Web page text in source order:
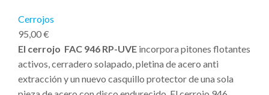
Cerrojos
95,00€
El cerrojo FAC 946 RP-UVE incorpora pitones flotantes
activos, cerradero solapado, pletina de acero anti
extracción y un nuevo casquillo protector de una sola